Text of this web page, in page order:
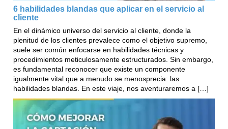
6 habilidades blandas que aplicar en el servicio al
cliente
En el dinámico universo del servicio al cliente, donde la
plenitud de los clientes prevalece como el objetivo supremo,
suele ser común enfocarse en habilidades técnicas y
procedimientos meticulosamente estructurados. Sin embargo,
es fundamental reconocer que existe un componente
igualmente vital que a menudo se menosprecia: las
habilidades blandas. En este viaje, nos aventuraremos a […]